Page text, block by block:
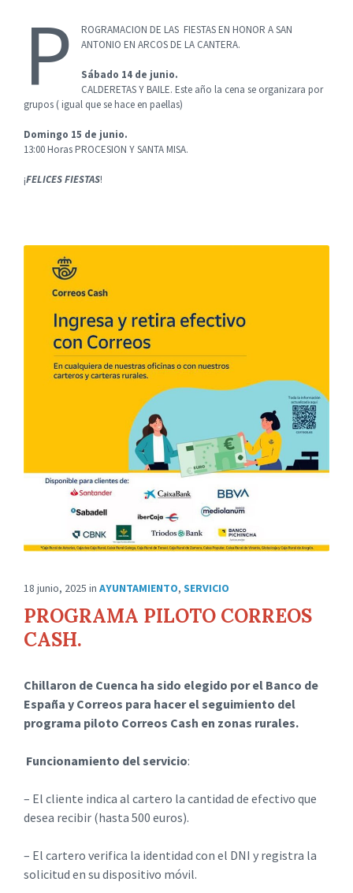
P
ROGRAMACION DE LAS FIESTAS EN HONOR A SAN
ANTONIO EN ARCOS DE LA CANTERA.
Sábado 14 de junio.
CALDERETAS Y BAILE. Este año la cena se organizara por
grupos ( igual que se hace en paellas)
Domingo 15 de junio.
13:00 Horas PROCESION Y SANTA MISA.
¡FELICES FIESTAS!
18 junio, 2025 in AYUNTAMIENTO, SERVICIO
PROGRAMA PILOTO CORREOS
CASH.
Chillaron de Cuenca ha sido elegido por el Banco de
España y Correos para hacer el seguimiento del
programa piloto Correos Cash en zonas rurales.
Funcionamiento del servicio:
– El cliente indica al cartero la cantidad de efectivo que
desea recibir (hasta 500 euros).
– El cartero verifica la identidad con el DNI y registra la
solicitud en su dispositivo móvil.